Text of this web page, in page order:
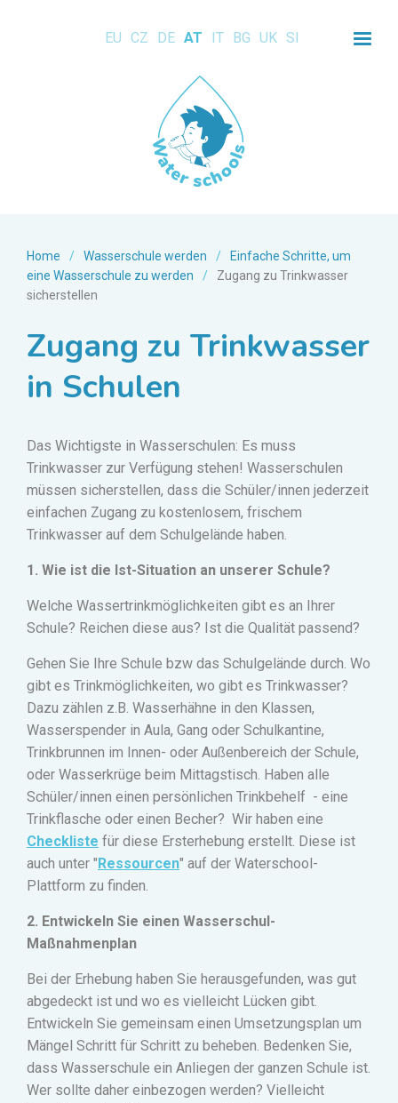
EU CZ DE AT IT BG UK SI
Home / Wasserschule werden /
Einfache Schritte, um
eine Wasserschule zu werden
/
Zugang zu Trinkwasser
sicherstellen
Zugang zu Trinkwasser
in Schulen
Das Wichtigste in Wasserschulen: Es muss
Trinkwasser zur Verfügung stehen! Wasserschulen
müssen sicherstellen, dass die Schüler/innen jederzeit
einfachen Zugang zu kostenlosem, frischem
Trinkwasser auf dem Schulgelände haben.
1. Wie ist die Ist-Situation an unserer Schule?
Welche Wassertrinkmöglichkeiten gibt es an Ihrer
Schule? Reichen diese aus? Ist die Qualität passend?
Gehen Sie Ihre Schule bzw das Schulgelände durch. Wo
gibt es Trinkmöglichkeiten, wo gibt es Trinkwasser?
Dazu zählen z.B. Wasserhähne in den Klassen,
Wasserspender in Aula, Gang oder Schulkantine,
Trinkbrunnen im Innen- oder Außenbereich der Schule,
oder Wasserkrüge beim Mittagstisch. Haben alle
Schüler/innen einen persönlichen Trinkbehelf - eine
Trinkflasche oder einen Becher? Wir haben eine
Checkliste für diese Ersterhebung erstellt. Diese ist
auch unter " Ressourcen" auf der Waterschool-
Plattform zu finden.
2. Entwickeln Sie einen Wasserschul-
Maßnahmenplan
Bei der Erhebung haben Sie herausgefunden, was gut
abgedeckt ist und wo es vielleicht Lücken gibt.
Entwickeln Sie gemeinsam einen Umsetzungsplan um
Mängel Schritt für Schritt zu beheben. Bedenken Sie,
dass Wasserschule ein Anliegen der ganzen Schule ist.
Wer sollte daher einbezogen werden? Vielleicht